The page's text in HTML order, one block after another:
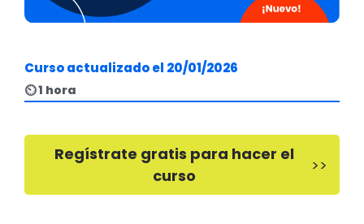
Curso actualizado el 20/01/2026
⏲ 1 hora
Regístrate gratis para hacer el
curso
>>